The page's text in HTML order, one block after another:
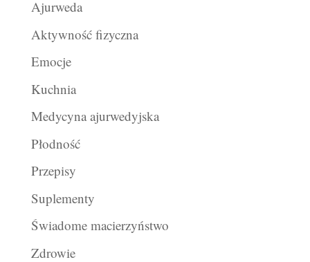
Ajurweda
Aktywność fizyczna
Emocje
Kuchnia
Medycyna ajurwedyjska
Płodność
Przepisy
Suplementy
Świadome macierzyństwo
Zdrowie